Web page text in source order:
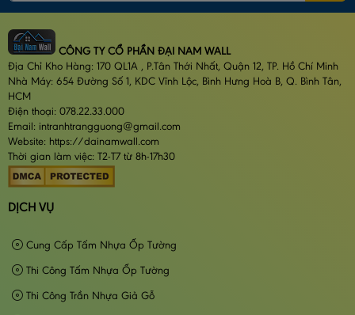
CÔNG TY CỔ PHẦN ĐẠI NAM WALL
Địa Chỉ Kho Hàng: 170 QL1A , P.Tân Thới Nhất, Quận 12, TP. Hồ Chí Minh
Nhà Máy: 654 Đường Số 1, KDC Vĩnh Lộc, Bình Hưng Hoà B, Q. Bình Tân,
HCM
Điện thoại: 078.22.33.000
Email: intranhtrangguong@gmail.com
Website: https://dainamwall.com
Thời gian làm việc: T2-T7 từ 8h-17h30
DỊCH VỤ
Cung Cấp Tấm Nhựa Ốp Tường
Thi Công Tấm Nhựa Ốp Tường
Thi Công Trần Nhựa Giả Gỗ